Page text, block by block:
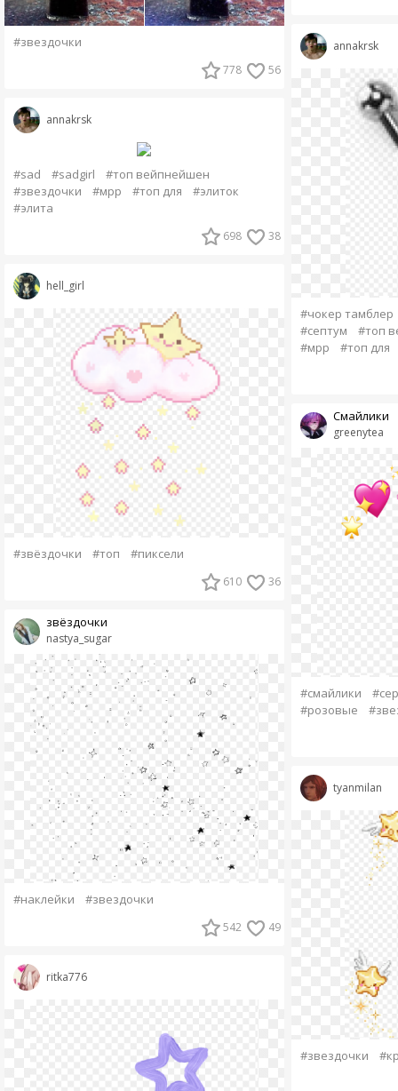
#звездочки
778 56
annakrsk
#sad #sadgirl
#топ вейпнейшен
#звездочки
#мрр #топ для
#элиток
#элита
698 38
hell_girl
#звёздочки #топ #пиксели
610 36
nastya_sugar
звёздочки
#наклейки #звездочки
542 49
ritka776
annakrsk
#чокер тамблер
#септум
#топ
#мрр
#топ для
greenytea
Смайлики
#смайлики
#розовые
tyanmilan
#звездочки